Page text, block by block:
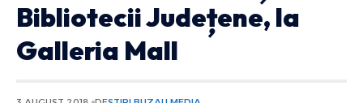
Bibliotecii Județene, la
Galleria Mall